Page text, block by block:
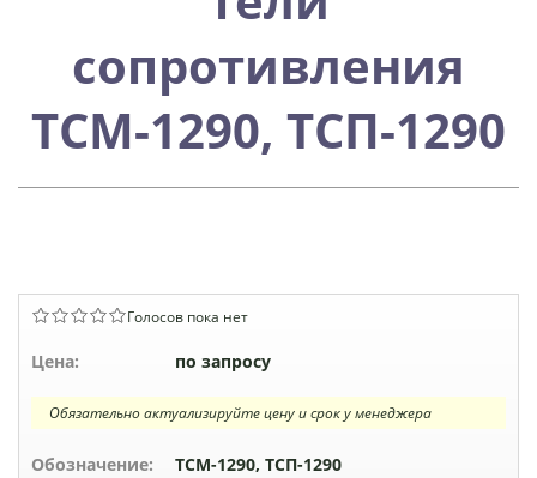
сопротивления
ТСМ-1290, ТСП-1290
Голосов пока нет
Цена: по запросу
Обязательно актуализируйте цену и срок у менеджера
Обозначение: ТСМ-1290, ТСП-1290